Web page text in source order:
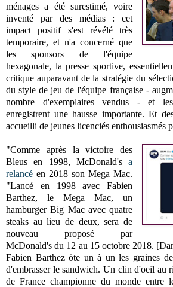
ménages a été surestimé, voire
inventé par des médias : cet
impact positif s'est révélé très
temporaire, et n'a concerné que
les sponsors de l'équipe
hexagonale, la presse sportive,
critique auparavant de la stratégie du
du style de jeu de l'équipe française -
nombre d'exemplaires vendus - et
enregistrent une hausse importante. Et
accueilli de jeunes licenciés enthousiasmés
"Comme après la victoire des
Bleus en 1998, McDonald'sa
relancé en 2018 son Mega Mac.
"Lancé en 1998 avec Fabien
Barthez, le Mega Mac, un
hamburger Big Mac avec quatre
steaks au lieu de deux, sera de
nouveau proposé par
McDonald's du 12 au 15 octobre 2018.
Fabien Barthez ôte un à un les graines
d'embrasser le sandwich. Un clin d'oeil au
de France championne du monde entre